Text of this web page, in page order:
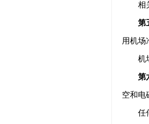
相
第
用机场
机
第
空和电
任